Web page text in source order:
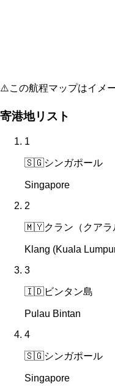
⚠️この航程マップはイメ
寄港地リスト
1
🇸🇬シンガポール
Singapore
2
🇲🇾クラン（クアラ
Klang (Kuala
3
🇮🇩ビンタン島
Pulau Bintan
4
🇸🇬シンガポール
Singapore